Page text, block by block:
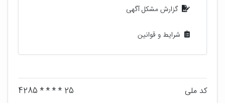
گزارش مشکل آگهی
شرایط و قوانین
کد ملی 25 * * * * 4285